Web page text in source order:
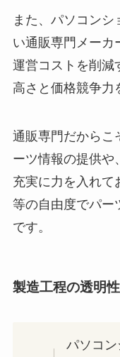
また、パソコン
い通販専門メーカ
運営コストを削減
高さと価格競争力
通販専門だからこ
ーツ情報の提供や
充実に力を入れて
等の自由度でパー
です。
製造工程の透明
パソコ